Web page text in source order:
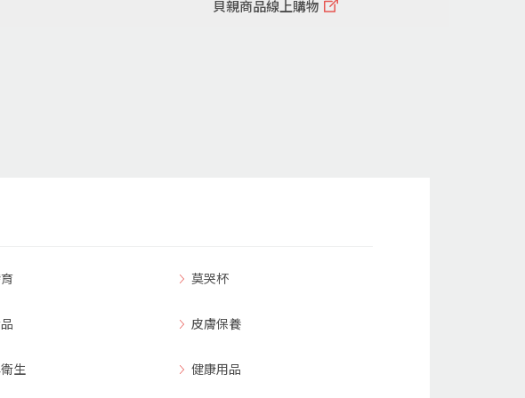
貝親商品線上購物
莫哭杯
皮膚保養
生 健康用品